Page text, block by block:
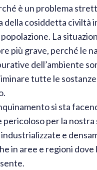
è un problema
della cosiddetta civiltà
La
più grave, perché le
dell’ambiente
tutte le
si sta
pericoloso per la nostra
e
in aree e regioni dove